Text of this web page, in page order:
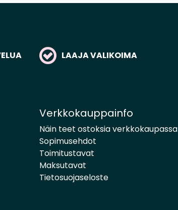
LAAJA VALIKOIMA
Verkkokauppainfo
Näin teet ostoksia verkkokaupassa
Sopimusehdot
Toimitustavat
Maksutavat
Tietosuojaseloste